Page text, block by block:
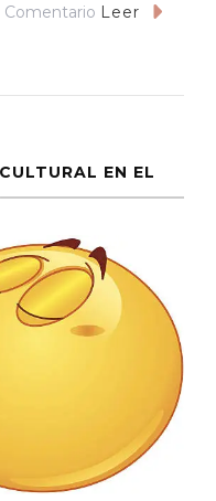
Comentario En
Leer
EN EL